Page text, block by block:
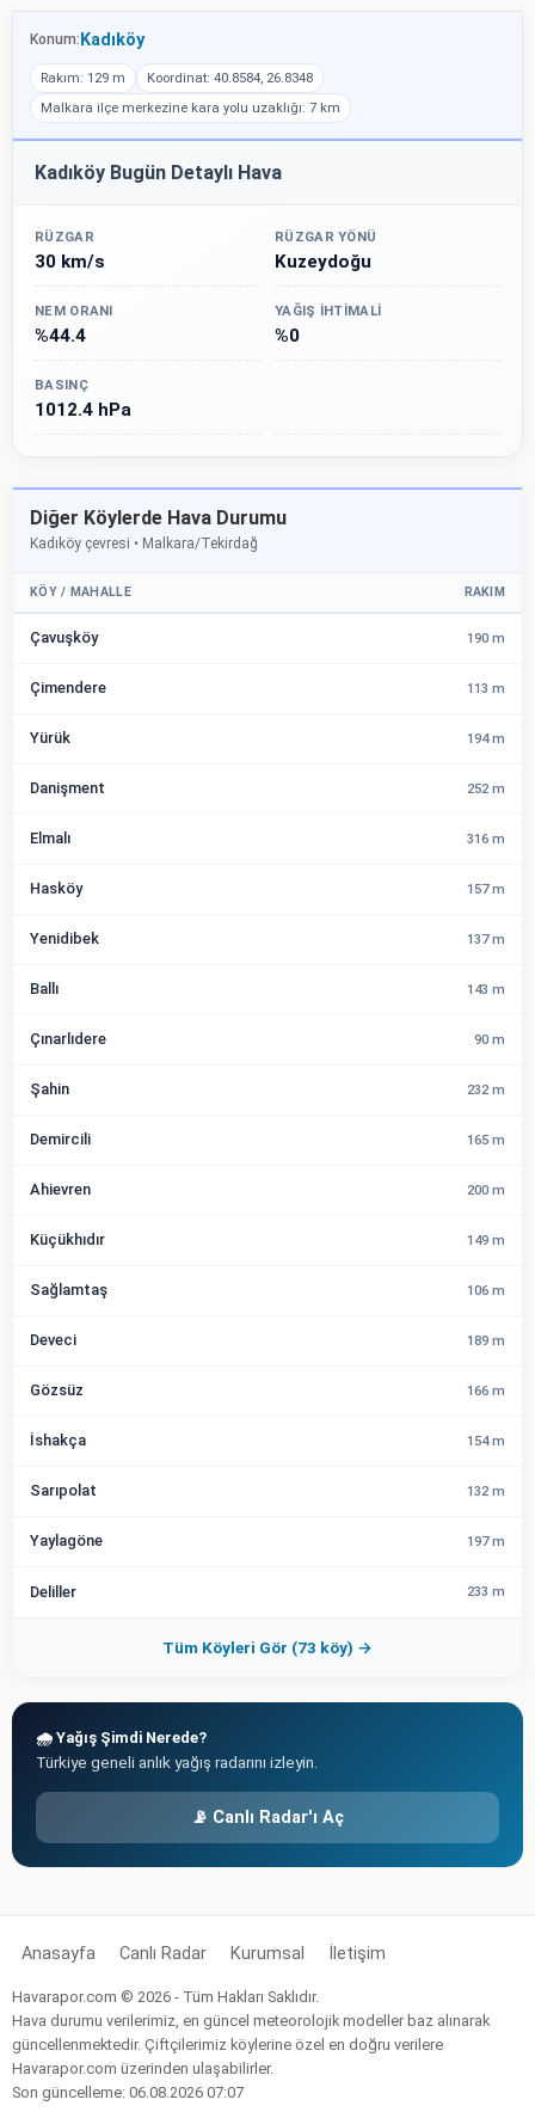
Konum: Kadıköy
Rakım: 129 m
Koordinat: 40.8584, 26.8348
Malkara ilçe merkezine kara yolu uzaklığı: 7 km
Kadıköy Bugün Detaylı Hava
RÜZGAR
30 km/s
RÜZGAR YÖNÜ
Kuzeydoğu
NEM ORANI
%44.4
YAĞIŞ İHTIMALI
%0
BASINÇ
1012.4 hPa
Diğer Köylerde Hava Durumu
Kadıköy çevresi • Malkara/Tekirdağ
KÖY / MAHALLE RAKIM
Çavuşköy 190 m
Çimendere 113 m
Yürük 194 m
Danişment 252 m
Elmalı 316 m
Hasköy 157 m
Yenidibek 137 m
Ballı 143 m
Çınarlıdere 90 m
Şahin 232 m
Demircili 165 m
Ahievren 200 m
Küçükhıdır 149 m
Sağlamtaş 106 m
Deveci 189 m
Gözsüz 166 m
İshakça 154 m
Sarıpolat 132 m
Yaylagöne 197 m
Deliller 233 m
Tüm Köyleri Gör (73 köy) →
🌧️ Yağış Şimdi Nerede?
Türkiye geneli anlık yağış radarını izleyin.
📡 Canlı Radar'ı Aç
Anasayfa Canlı Radar Kurumsal İletişim
Havarapor.com © 2026 - Tüm Hakları Saklıdır.
Hava durumu verilerimiz, en güncel meteorolojik modeller baz alınarak
güncellenmektedir. Çiftçilerimiz köylerine özel en doğru verilere
Havarapor.com üzerinden ulaşabilirler.
Son güncelleme: 06.08.2026 07:07